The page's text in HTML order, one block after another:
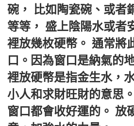
碗， 比如陶瓷碗、或者
等等， 盛上陰陽水或者
裡放幾枚硬幣。 通常將
口。因為窗口是納氣的
裡放硬幣是指金生水，
小人和求財旺財的意思
窗口都會收好運的。 放